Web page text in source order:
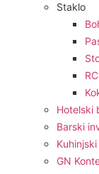
Staklo
Hotelski
Barski
GN